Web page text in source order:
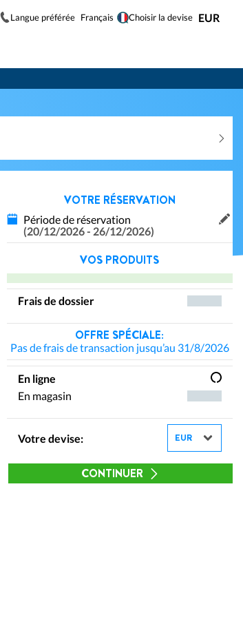
Langue préférée Français Choisir la devise EUR
VOTRE RÉSERVATION
Période de réservation
(20/12/2026 - 26/12/2026)
VOS PRODUITS
Frais de dossier
OFFRE SPÉCIALE:
Pas de frais de transaction jusqu’au 31/8/2026
En ligne
En magasin
Votre devise:
CONTINUER